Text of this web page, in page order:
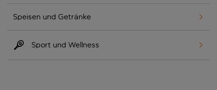
Speisen und Getränke
Sport und Wellness